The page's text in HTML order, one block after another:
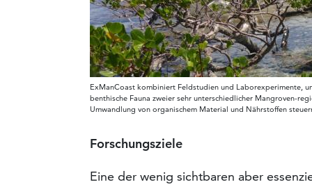
ExManCoast kombiniert Feldstudien und Laborexperimente,
benthische Fauna zweier sehr unterschiedlicher Mangroven-
Umwandlung von organischem Material und Nährstoffen
Forschungsziele
Eine der wenig sichtbaren aber